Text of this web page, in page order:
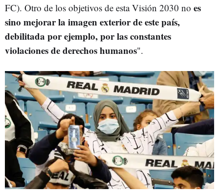
FC). Otro de los objetivos de esta Visión 2030 no es
sino mejorar la imagen exterior de este país,
debilitada por ejemplo, por las constantes
violaciones de derechos humanos".